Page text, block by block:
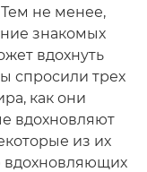
не менее,
знакомых
вдохнуть
спросили трех
как они
вдохновляют
из их
вдохновляющих